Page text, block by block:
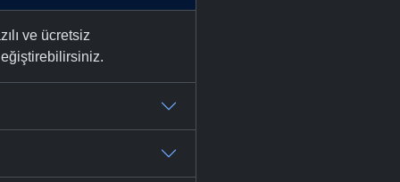
ve ücretsiz